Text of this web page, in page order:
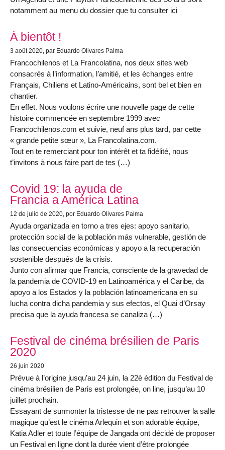
notamment au menu du dossier que tu consulter ici
À bientôt !
3 août 2020 , par Eduardo Olivares Palma
Francochilenos et La Francolatina, nos deux sites web
consacrés à l’information, l’amitié, et les échanges entre
Français, Chiliens et Latino-Américains, sont bel et bien en
chantier.
En effet. Nous voulons écrire une nouvelle page de cette
histoire commencée en septembre 1999 avec
Francochilenos.com et suivie, neuf ans plus tard, par cette
« grande petite sœur », La Francolatina.com.
Tout en te remerciant pour ton intérêt et ta fidélité, nous
t’invitons à nous faire part de tes (…)
Covid 19: la ayuda de
Francia a América Latina
12 de julio de 2020 , por Eduardo Olivares Palma
Ayuda organizada en torno a tres ejes: apoyo sanitario,
protección social de la población más vulnerable, gestión de
las consecuencias económicas y apoyo a la recuperación
sostenible después de la crisis.
Junto con afirmar que Francia, consciente de la gravedad de
la pandemia de COVID-19 en Latinoamérica y el Caribe, da
apoyo a los Estados y la población latinoamericana en su
lucha contra dicha pandemia y sus efectos, el Quai d’Orsay
precisa que la ayuda francesa se canaliza (…)
Festival de cinéma brésilien de Paris
2020
26 juin 2020
Prévue à l’origine jusqu’au 24 juin, la 22è édition du Festival de
cinéma brésilien de Paris est prolongée, on line, jusqu’au 10
juillet prochain.
Essayant de surmonter la tristesse de ne pas retrouver la salle
magique qu’est le cinéma Arlequin et son adorable équipe,
Katia Adler et toute l’équipe de Jangada ont décidé de proposer
un Festival en ligne dont la durée vient d’être prolongée